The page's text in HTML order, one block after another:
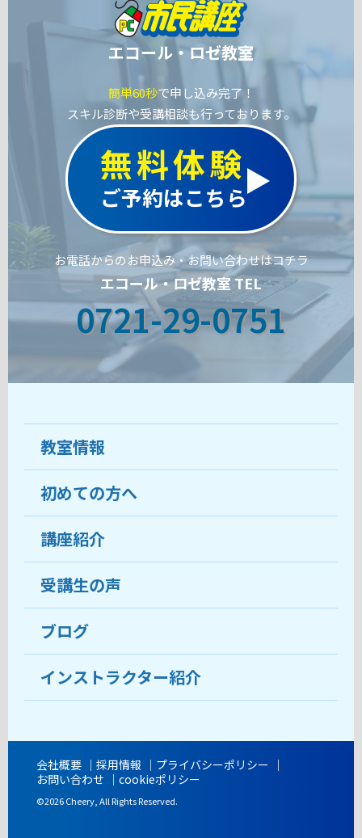
エコール・ロゼ教室
簡単60秒で申し込み完了！
スキル診断や受講相談も行っております。
無料体験
ご予約はこちら
お電話からのお申込み・お問い合わせはコチラ
エコール・ロゼ教室 TEL
0721-29-0751
教室情報
教室について
受講生の声
おすすめ・人気の講座
目的から講座を探す
教室ブログ
開講時間
初めての方へ
ココがおすすめ
料金
受講までの流れ
よくあるご質問
講座紹介
受講生の声
ブログ
インストラクター紹介
会社概要 採用情報
プライバシーポリシー
お問い合わせ
cookieポリシー
©2026 Cheery, All Rights Reserved.